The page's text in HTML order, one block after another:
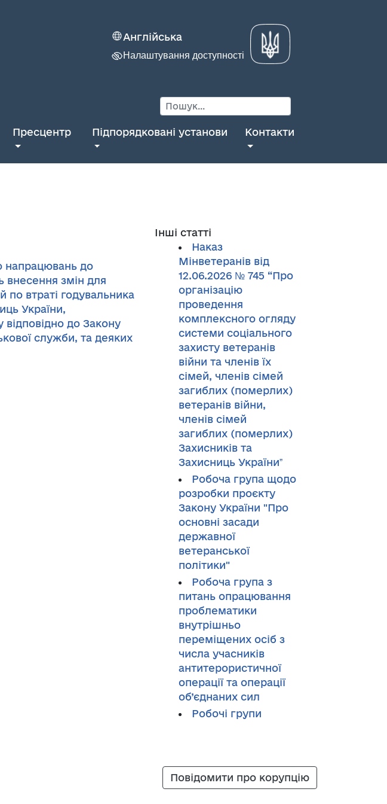
Англійська
Налаштування доступності
Пресцентр Підпорядковані установи Контакти
напрацювань до
внесення змін для
по втраті годувальника
України,
відповідно до Закону
служби, та деяких
Інші статті
Наказ
Мінветеранів від
12.06.2026 № 745 “Про
організацію
проведення
комплексного огляду
системи соціального
захисту ветеранів
війни та членів їх
сімей, членів сімей
загиблих (померлих)
ветеранів війни,
членів сімей
загиблих (померлих)
Захисників та
Захисниць Україниˮ
Робоча група щодо
розробки проєкту
Закону України "Про
основні засади
державної
ветеранської
політики"
Робоча група з
питань опрацювання
проблематики
внутрішньо
переміщених осіб з
числа учасників
антитерористичної
операції та операції
об’єднаних сил
Робочі групи
Повідомити про корупцію